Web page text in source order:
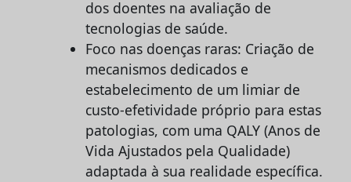
dos doentes na avaliação de
tecnologias de saúde.
Foco nas doenças raras: Criação de
mecanismos dedicados e
estabelecimento de um limiar de
custo-efetividade próprio para estas
patologias, com uma QALY (Anos de
Vida Ajustados pela Qualidade)
adaptada à sua realidade específica.